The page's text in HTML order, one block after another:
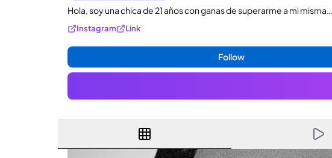
Hola, soy una chica de 21 años con ganas de superarme a mi misma…
Instagram Link
Follow